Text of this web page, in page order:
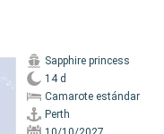
Sapphire princess
14 d
Camarote estándar
Perth